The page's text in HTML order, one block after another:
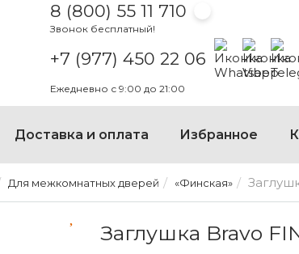
8 (800) 55 11 710
Звонок бесплатный!
+7 (977) 450 22 06
Написать на
Ежедневно с 9:00 до 21:00
Доставка и оплата Избранное
Для межкомнатных дверей «Финская»
Заглушка Bravo